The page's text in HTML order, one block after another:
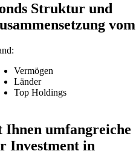
Struktur und
vom
Vermögen
Länder
Top Holdings
Ihnen umfangreiche
Investment in